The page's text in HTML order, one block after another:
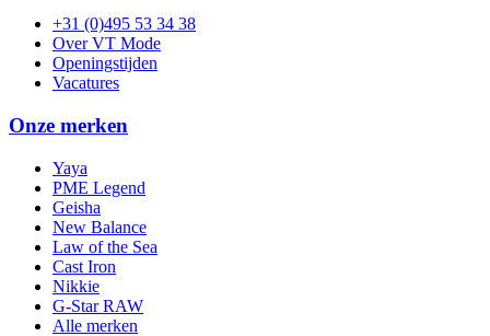
+31 (0)495 53 34 38
Over VT Mode
Openingstijden
Vacatures
Onze merken
Yaya
PME Legend
Geisha
New Balance
Law of the Sea
Cast Iron
Nikkie
G-Star RAW
Alle merken